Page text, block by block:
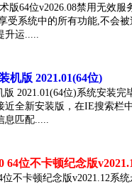
版64位v2026.08禁用无效
受系统中的所有功能,不会
运.....
机版 2021.01(64位)
2021.01(64位)系统安装完
近全新安装版，在IE搜索栏
匹配.....
64位不卡顿纪念版
不卡顿纪念版v2021.12系